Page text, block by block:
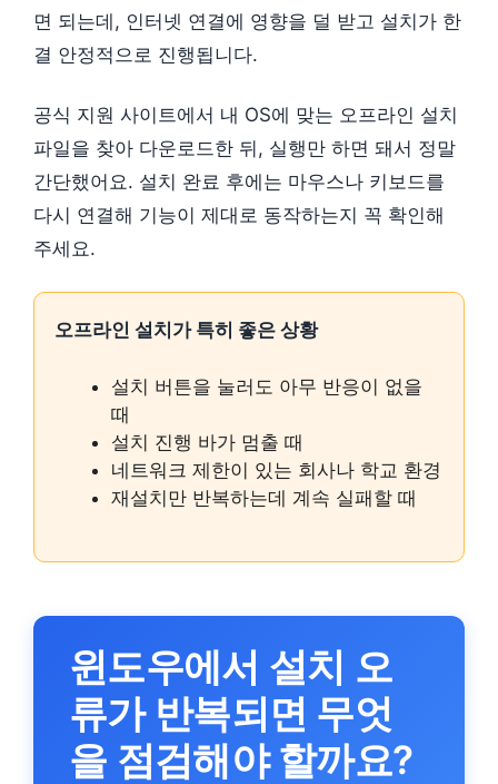
면 되는데, 인터넷 연결에 영향을 덜 받고 설치가 한
결 안정적으로 진행됩니다.
공식 지원 사이트에서 내 OS에 맞는 오프라인 설치
파일을 찾아 다운로드한 뒤, 실행만 하면 돼서 정말
간단했어요. 설치 완료 후에는 마우스나 키보드를
다시 연결해 기능이 제대로 동작하는지 꼭 확인해
주세요.
오프라인 설치가 특히 좋은 상황
설치 버튼을 눌러도 아무 반응이 없을
때
설치 진행 바가 멈출 때
네트워크 제한이 있는 회사나 학교 환경
재설치만 반복하는데 계속 실패할 때
윈도우에서 설치 오
류가 반복되면 무엇
을 점검해야 할까요?